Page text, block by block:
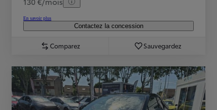
En savoir plus
Contactez la concession
Comparez Sauvegardez